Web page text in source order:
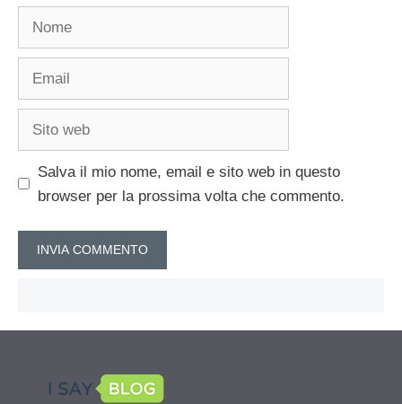
Salva il mio nome, email e sito web in questo
browser per la prossima volta che commento.